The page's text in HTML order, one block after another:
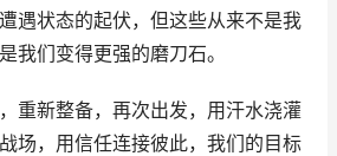
遇状态的起伏，但这些从来不是我
我们变得更强的磨刀石。
重新整备，再次出发，用汗水浇灌
场，用信任连接彼此，我们的目标